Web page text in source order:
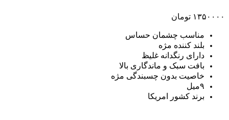
۱۳۵۰۰۰۰ تومان
مناسب چشمان حساس
بلند کننده مژه
دارای رنگدانه غلیظ
بافت سبک و ماندگاری بالا
خاصیت بدون چسبندگی مژه
۹میل
برند کشور امریکا